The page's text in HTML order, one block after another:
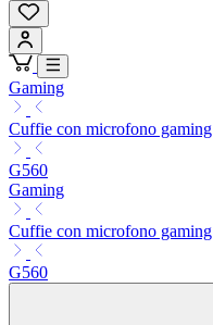
Gaming
Cuffie con microfono gaming
G560
Gaming
Cuffie con microfono gaming
G560